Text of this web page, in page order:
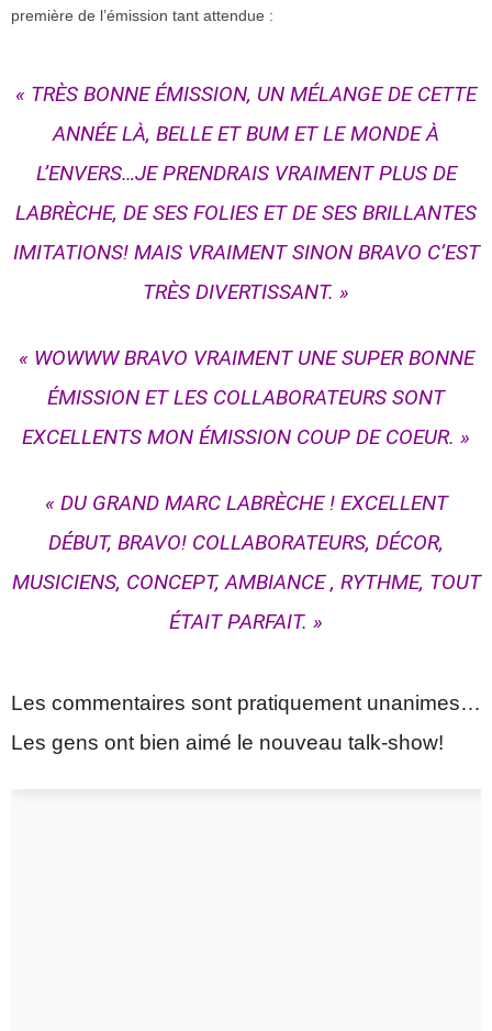
première de l’émission tant attendue :
« TRÈS BONNE ÉMISSION, UN MÉLANGE DE CETTE
ANNÉE LÀ, BELLE ET BUM ET LE MONDE À
L’ENVERS…JE PRENDRAIS VRAIMENT PLUS DE
LABRÈCHE, DE SES FOLIES ET DE SES BRILLANTES
IMITATIONS! MAIS VRAIMENT SINON BRAVO C’EST
TRÈS DIVERTISSANT. »
« WOWWW BRAVO VRAIMENT UNE SUPER BONNE
ÉMISSION ET LES COLLABORATEURS SONT
EXCELLENTS MON ÉMISSION COUP DE COEUR. »
« DU GRAND MARC LABRÈCHE ! EXCELLENT
DÉBUT, BRAVO! COLLABORATEURS, DÉCOR,
MUSICIENS, CONCEPT, AMBIANCE , RYTHME, TOUT
ÉTAIT PARFAIT. »
Les commentaires sont pratiquement unanimes…
Les gens ont bien aimé le nouveau talk-show!